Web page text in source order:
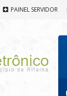
PAINEL SERVIDOR